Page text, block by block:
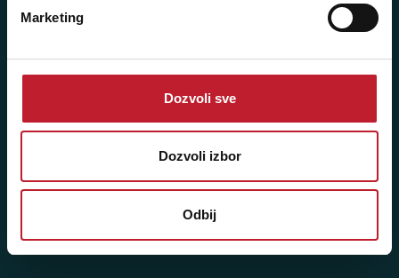
Marketing
Dozvoli sve
Dozvoli izbor
Odbij
+381 11 3347 883
+381 11 2688 067
+381 11 2688 069
Ponedeljak - Petak: 9:00 - 20:00
Nedelja: Ne radimo